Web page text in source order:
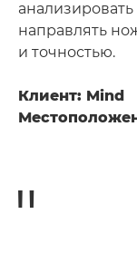
направлять
и точностью.
Клиент: Mind